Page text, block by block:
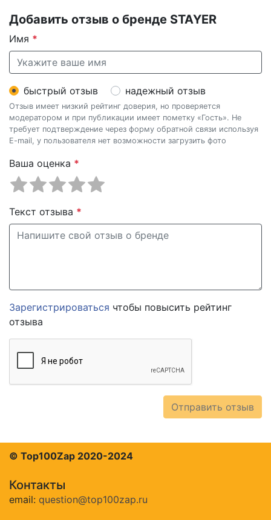
Добавить отзыв о бренде STAYER
Имя *
быстрый отзыв надежный отзыв
Отзыв имеет низкий рейтинг доверия, но проверяется
модератором и при публикации имеет пометку «Гость». Не
требует подтверждение через форму обратной связи используя
E-mail, у пользователя нет возможности загрузить фото
Ваша оценка *
Текст отзыва *
Зарегистрироваться чтобы повысить рейтинг
отзыва
Отправить отзыв
© Top100Zap 2020-2024
Контакты
email: question@top100zap.ru